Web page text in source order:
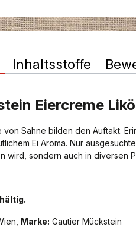
Inhaltsstoffe
Eiercreme
von Sahne bilden den Auftakt.
Ei Aroma. Nur
wird, sondern auch in diversen
Marke: Gautier Mückstein